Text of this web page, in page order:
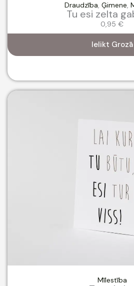
Draudzība, Ģimene,
Tu esi zelta
0,95 €
Ielikt Grozā
Mīlestība